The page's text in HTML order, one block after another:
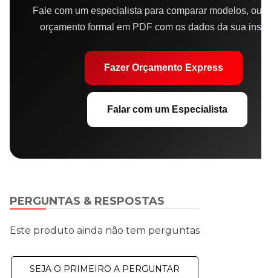
Fale com um especialista para comparar modelos, ou
orçamento formal em PDF com os dados da sua
Fazer Orçamento Express
Falar com um Especialista
PERGUNTAS & RESPOSTAS
Este produto ainda não tem perguntas
SEJA O PRIMEIRO A PERGUNTAR